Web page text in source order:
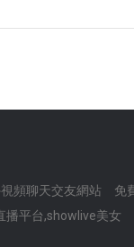
頻聊天交友網站 免
播平台,showlive美女